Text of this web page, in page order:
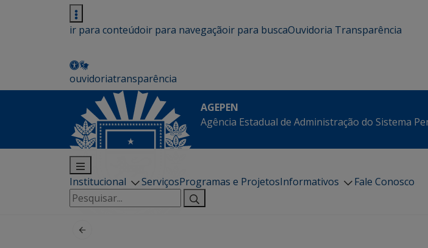
ir para conteúdoir para navegaçãoir para buscaOuvidoria Transparência
ouvidoriatransparência
AGEPEN
Agência Estadual de Administração do Sistema
Institucional ServiçosProgramas e ProjetosInformativos
Fale Conosco
Pesquisar
por: